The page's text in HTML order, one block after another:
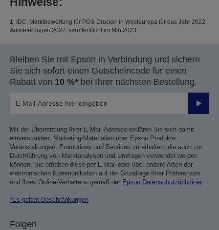
1. IDC, Marktbewertung für POS-Drucker in Westeuropa für das Jahr 2022,
Auslieferungen 2022, veröffentlicht im Mai 2023
Bleiben Sie mit Epson in Verbindung und sichern
Sie sich sofort einen Gutscheincode für einen
Rabatt von 10 %* bei Ihrer nächsten Bestellung.
Mit der Übermittlung Ihrer E-Mail-Adresse erklären Sie sich damit
einverstanden, Marketing-Materialien über Epson Produkte,
Veranstaltungen, Promotions und Services zu erhalten, die auch zur
Durchführung von Marktanalysen und Umfragen verwendet werden
können. Sie erhalten diese per E-Mail oder über andere Arten der
elektronischen Kommunikation auf der Grundlage Ihrer Präferenzen
und Ihres Online-Verhaltens gemäß der Epson Datenschutzrichtlinie.
*Es gelten Beschränkungen
Folgen